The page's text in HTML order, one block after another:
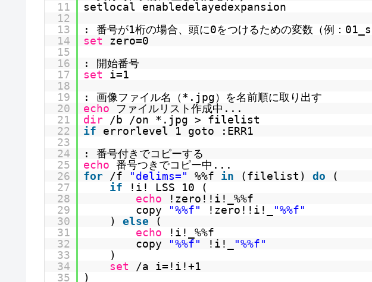
11
setlocal enabledelayedexpansion
12
13
: 番号が1桁の場合、頭に0をつけるための変数（例：
14
set
zero=0
15
16
: 開始番号
17
set
i=1
18
19
: 画像ファイル名（*.jpg）を名前順に取り出す
20
echo
ファイルリスト作成中...
21
dir
/b /on *.jpg > filelist
22
if
errorlevel 1 goto :ERR1
23
24
: 番号付きでコピーする
25
echo 番号つきでコピー中...
26
for /f "delims=" %%f in (filelist) do
(
27
if
!i! LSS 10 (
28
echo
!zero!!i!_%%f
29
copy "%%f" !zero!!i!_
"%%f"
30
) else
(
31
echo
!i!_%%f
32
copy "%%f" !i!_
"%%f"
33
)
34
set
/a i=!i!+1
35
)